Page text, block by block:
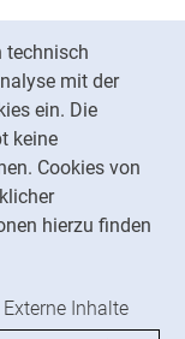
technisch
mit der
ein. Die
keine
Cookies von
hierzu finden
Cookies
Externe Inhalte